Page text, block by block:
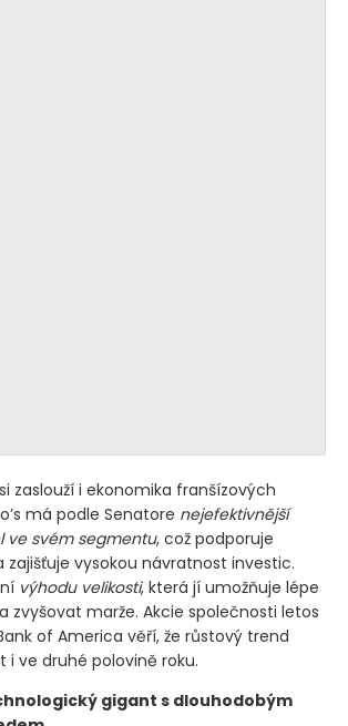
zaslouží i ekonomika franšízových
má podle Senatore nejefektivnější
ve svém segmentu, což podporuje
zajišťuje vysokou návratnost investic.
výhodu velikosti, která jí umožňuje lépe
zvyšovat marže. Akcie společnosti letos
of America věří, že růstový trend
i ve druhé polovině roku.
gigant s dlouhodobým